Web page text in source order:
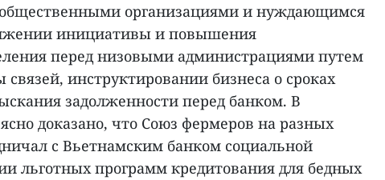
общественными организациями и нуждающимся
инициативы и повышения
перед низовыми администрациями путем
инструктировании бизнеса о сроках
задолженности перед банком. В
доказано, что Союз фермеров на разных
с Вьетнамским банком социальной
льготных программ кредитования для бедных